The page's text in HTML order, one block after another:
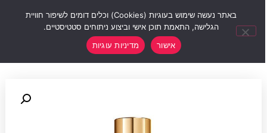
באתר נעשה שימוש בעוגיות (Cookies) וכלים דומים לשיפור חוויית
הגלישה, התאמת תוכן אישי וביצוע ניתוחים סטטיסטיים.
אישור
מדיניות עוגיות